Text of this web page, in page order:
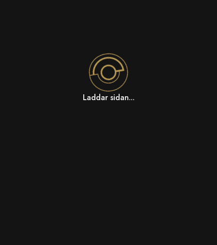
Laddar sidan...